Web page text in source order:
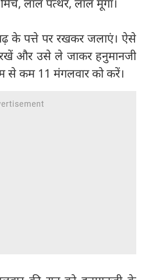
लाल पत्थर, लाल मूंगा।
के पत्ते पर रखकर जलाएं। ऐसे
रखें और उसे ले जाकर हनुमानजी
से कम 11 मंगलवार को करें।